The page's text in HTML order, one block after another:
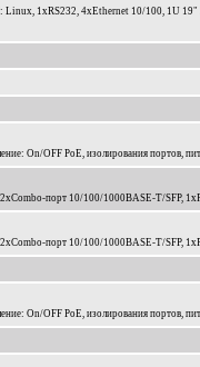
1xRS232, 4xEthernet 10/100, 1U
On/OFF PoE, изолирования портов,
порт 10/100/1000BASE-T/SFP,
порт 10/100/1000BASE-T/SFP,
On/OFF PoE, изолирования портов,